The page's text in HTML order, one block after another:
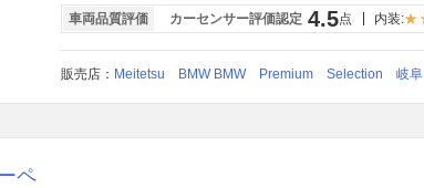
車両品質評価 カーセンサー評価認定 4.5点 内装:
販売店： Meitetsu BMW BMW Premium Selection 岐阜
ペ